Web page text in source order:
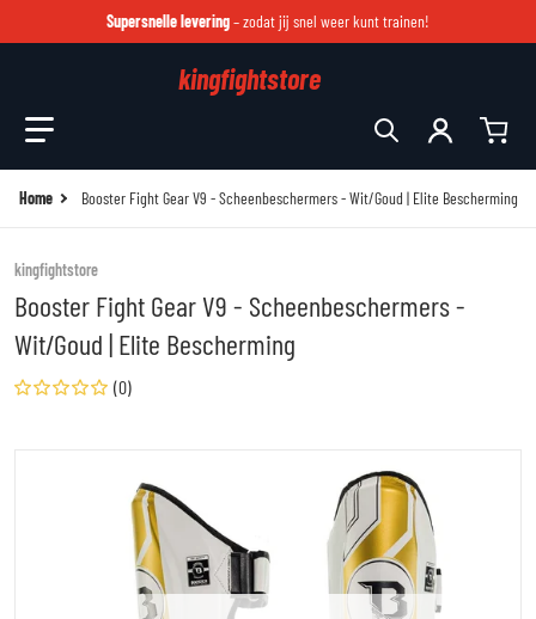
Supersnelle levering– zodat jij snel weer kunt trainen!
kingfightstore
Home Booster Fight Gear V9 - Scheenbeschermers - Wit/Goud | Elite Bescherming
kingfightstore
Booster Fight Gear V9 - Scheenbeschermers -
Wit/Goud | Elite Bescherming
(0)